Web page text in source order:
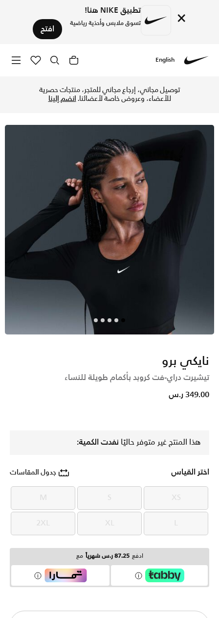
× تطبيق NIKE هنا!
تسوق ملابس وأحذية رياضية افتح
English
توصيل مجاني، إرجاع مجاني للمتجر، منتجات حصرية
للأعضاء، وعروض خاصة لأعضائنا.انضم إلينا
نايكي برو
تيشيرت دراي-فت كروبد بأكمام طويلة للنساء
349.00 ر.س
هذا المنتج غير متوفر حاليًا نفدت الكمية:
اختر القياس جدول المقاسات
XS
XS
S
S
M
M
L
L
XL
XL
2XL
2XL
ادفع 87.25 ر.س شهرياً مع